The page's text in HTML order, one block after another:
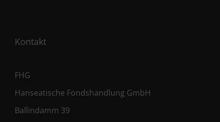
Kontakt
FHG
Hanseatische Fondshandlung GmbH
Ballindamm 39